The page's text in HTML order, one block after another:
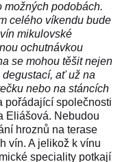
možných podobách.
celého víkendu bude
mikulovské
ochutnávkou
se mohou těšit nejen
ať už na
nebo na stáncích
pořádající společnosti
Eliášová. Nebudou
hroznů na terase
vín. A jelikož k vínu
speciality potkají